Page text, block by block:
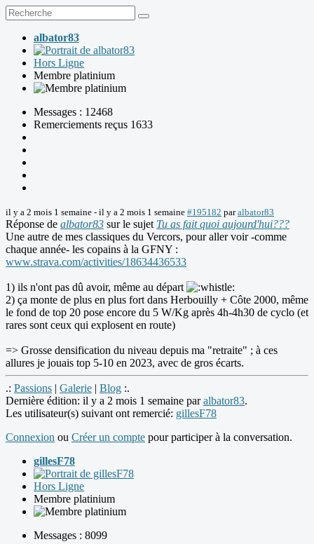
albator83
Hors Ligne
Membre platinium
Messages : 12468
Remerciements reçus 1633
il y a 2 mois 1 semaine - il y a 2 mois 1 semaine #195182 paralbator83
Réponse de albator83 sur le sujet Tu as fait quoi aujourd'hui???
Une autre de mes classiques du Vercors, pour aller voir -comme
chaque année- les copains à la GFNY :
www.strava.com/activities/18634436533
1) ils n'ont pas dû avoir, même au départ
2) ça monte de plus en plus fort dans Herbouilly + Côte 2000, même
le fond de top 20 pose encore du 5 W/Kg après 4h-4h30 de cyclo (et
rares sont ceux qui explosent en route)
=> Grosse densification du niveau depuis ma "retraite" ; à ces
allures je jouais top 5-10 en 2023, avec de gros écarts.
.: Passions | Galerie | Blog :.
Dernière édition: il y a 2 mois 1 semaine paralbator83.
Les utilisateur(s) suivant ont remercié: gillesF78
Connexion ou Créer un compte pour participer à la conversation.
gillesF78
Hors Ligne
Membre platinium
Messages : 8099